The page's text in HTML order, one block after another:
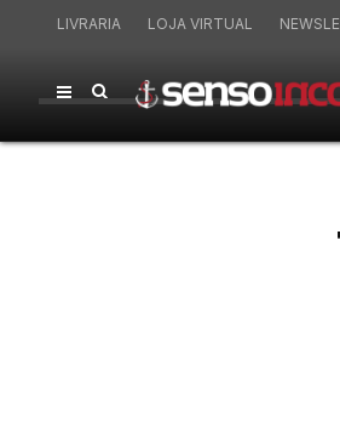
LIVRARIA LOJA VIRTUAL